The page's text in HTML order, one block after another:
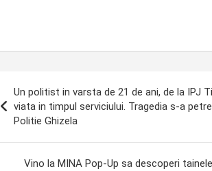
Un politist in varsta de 21 de ani, de la IPJ
viata in timpul serviciului. Tragedia s-a
Politie Ghizela
Vino la MINA Pop-Up sa descoperi